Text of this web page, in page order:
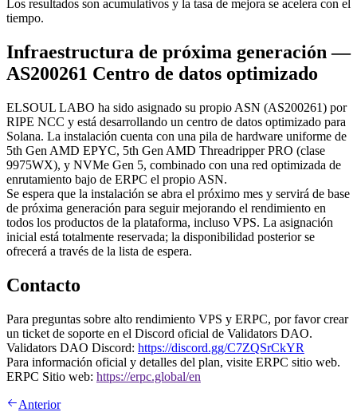
Los resultados son acumulativos y la tasa de mejora se acelera con el
tiempo.
Infraestructura de próxima generación —
AS200261 Centro de datos optimizado
ELSOUL LABO ha sido asignado su propio ASN (AS200261) por
RIPE NCC y está desarrollando un centro de datos optimizado para
Solana. La instalación cuenta con una pila de hardware uniforme de
5th Gen AMD EPYC, 5th Gen AMD Threadripper PRO (clase
9975WX), y NVMe Gen 5, combinado con una red optimizada de
enrutamiento bajo de ERPC el propio ASN.
Se espera que la instalación se abra el próximo mes y servirá de base
de próxima generación para seguir mejorando el rendimiento en
todos los productos de la plataforma, incluso VPS. La asignación
inicial está totalmente reservada; la disponibilidad posterior se
ofrecerá a través de la lista de espera.
Contacto
Para preguntas sobre alto rendimiento VPS y ERPC, por favor crear
un ticket de soporte en el Discord oficial de Validators DAO.
Validators DAO Discord: https://discord.gg/C7ZQSrCkYR
Para información oficial y detalles del plan, visite ERPC sitio web.
ERPC Sitio web: https://erpc.global/en
Anterior